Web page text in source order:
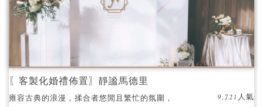
〖客製化婚禮佈置〗靜謐馬德里
雍容古典的浪漫，揉合者悠閒且繁忙的氛圍，
9,721人氣